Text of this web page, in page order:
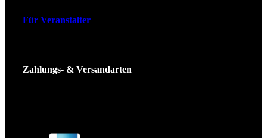
Für Veranstalter
Zahlungs- & Versandarten